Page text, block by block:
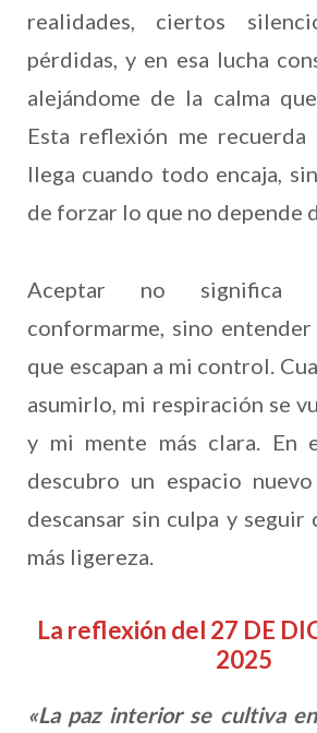
realidades, ciertos
pérdidas, y en esa lucha
alejándome de la calma
Esta reflexión me
llega cuando todo encaja,
de forzar lo que no depende
Aceptar no significa
conformarme, sino entender
que escapan a mi control.
asumirlo, mi respiración se
y mi mente más clara. En
descubro un espacio
descansar sin culpa y seguir
más ligereza.
La reflexión del 27 DE
2025
«La paz interior se cultiva